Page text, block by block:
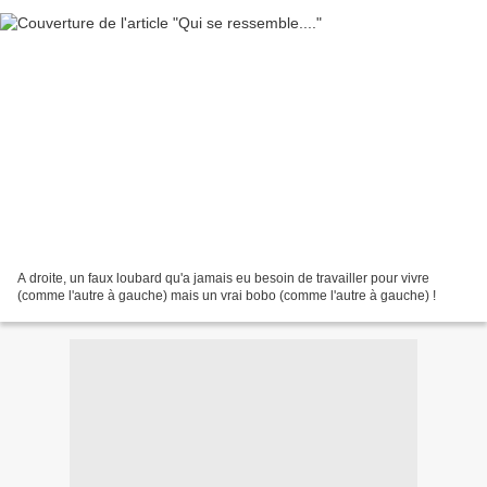
A droite, un faux loubard qu'a jamais eu besoin de travailler pour vivre
(comme l'autre à gauche) mais un vrai bobo (comme l'autre à gauche) !